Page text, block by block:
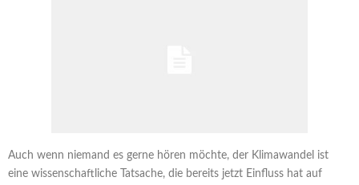
Auch wenn niemand es gerne hören möchte, der Klimawandel ist
eine wissenschaftliche Tatsache, die bereits jetzt Einfluss hat auf